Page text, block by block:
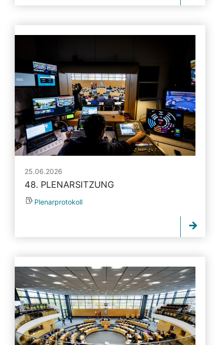
25.06.2026
48. PLENARSITZUNG
Plenarprotokoll